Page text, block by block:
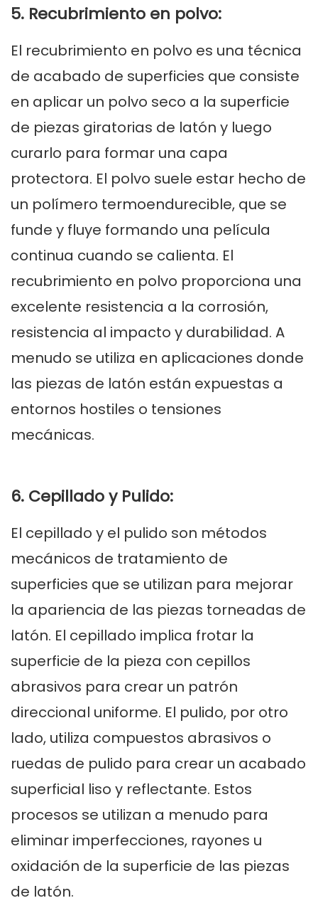
5. Recubrimiento en polvo:
El recubrimiento en polvo es una técnica
de acabado de superficies que consiste
en aplicar un polvo seco a la superficie
de piezas giratorias de latón y luego
curarlo para formar una capa
protectora. El polvo suele estar hecho de
un polímero termoendurecible, que se
funde y fluye formando una película
continua cuando se calienta. El
recubrimiento en polvo proporciona una
excelente resistencia a la corrosión,
resistencia al impacto y durabilidad. A
menudo se utiliza en aplicaciones donde
las piezas de latón están expuestas a
entornos hostiles o tensiones
mecánicas.
6. Cepillado y Pulido:
El cepillado y el pulido son métodos
mecánicos de tratamiento de
superficies que se utilizan para mejorar
la apariencia de las piezas torneadas de
latón. El cepillado implica frotar la
superficie de la pieza con cepillos
abrasivos para crear un patrón
direccional uniforme. El pulido, por otro
lado, utiliza compuestos abrasivos o
ruedas de pulido para crear un acabado
superficial liso y reflectante. Estos
procesos se utilizan a menudo para
eliminar imperfecciones, rayones u
oxidación de la superficie de las piezas
de latón.